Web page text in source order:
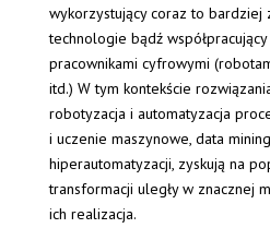
wykorzystujący coraz to bardziej
technologie bądź
pracownikami cyfrowymi
itd.) W tym kontekście
robotyzacja i automatyzacja
i uczenie maszynowe, data
hiperautomatyzacji, zyskują na
transformacji uległy w znacznej
ich realizacja.